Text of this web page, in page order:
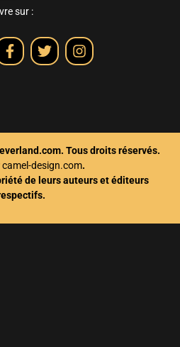
sur :
Tous droits réservés.
camel-design.com.
de leurs auteurs et éditeurs